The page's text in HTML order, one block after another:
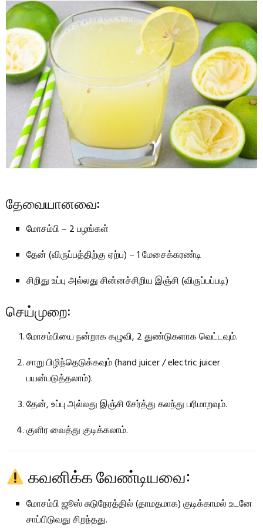
தேவையானவை:
மோசம்பி – 2 பழங்கள்
தேன் (விருப்பத்திற்கு ஏற்ப) – 1 மேசைக்கரண்டி
சிறிது உப்பு அல்லது சின்னச்சிறிய இஞ்சி (விருப்பப்படி)
செய்முறை:
மோசம்பியை நன்றாக கழுவி, 2 துண்டுகளாக வெட்டவும்.
சாறு பிழிந்தெடுக்கவும் (hand juicer / electric juicer
பயன்படுத்தலாம்).
தேன், உப்பு அல்லது இஞ்சி சேர்த்து கலந்து பரிமாறவும்.
குளிர வைத்து குடிக்கலாம்.
கவனிக்க வேண்டியவை:
மோசம்பி ஜூஸ் சுடுநேரத்தில் (தாமதமாக) குடிக்காமல் உடனே
சாப்பிடுவது சிறந்தது.